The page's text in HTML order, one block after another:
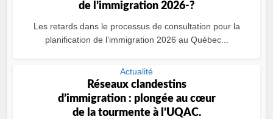
de l’immigration 2026-?
Les retards dans le processus de consultation pour la
planification de l’immigration 2026 au Québec...
Actualité
Réseaux clandestins
d’immigration : plongée au cœur
de la tourmente à l’UQAC.